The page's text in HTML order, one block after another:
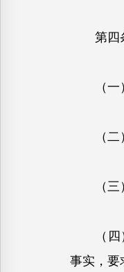
第四条
（一）
（二）
（三）
（四）
事实，要